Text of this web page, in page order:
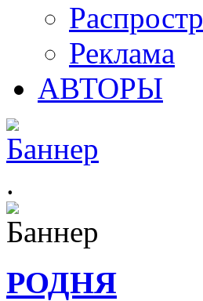
Реклама
АВТОРЫ
.
РОДНЯ